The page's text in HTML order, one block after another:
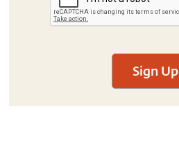
Sign Up